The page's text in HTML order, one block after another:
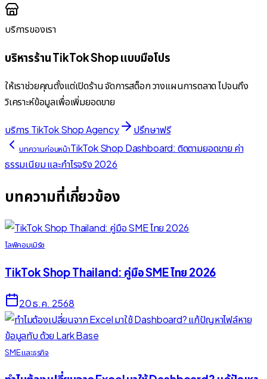
บริการของเรา
บริหารร้าน TikTok Shop แบบมือโปร
ให้เราช่วยคุณตั้งแต่เปิดร้าน จัดการสต็อก วางแผนการตลาด ไปจนถึง
วิเคราะห์ข้อมูลเพื่อเพิ่มยอดขาย
บริการ TikTok Shop Agency ปรึกษาฟรี
บทความก่อนหน้าTikTok Shop Dashboard: ติดตามยอดขาย ค่า
ธรรมเนียม และกำไรจริง 2026
บทความที่เกี่ยวข้อง
ไลฟ์คอมเมิร์ซ
TikTok Shop Thailand: คู่มือ SME ไทย 2026
20 ธ.ค. 2568
SME และธุรกิจ